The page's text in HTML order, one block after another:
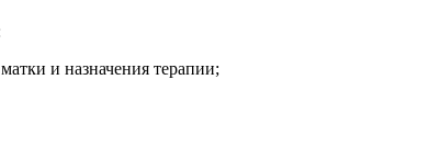
и назначения терапии;